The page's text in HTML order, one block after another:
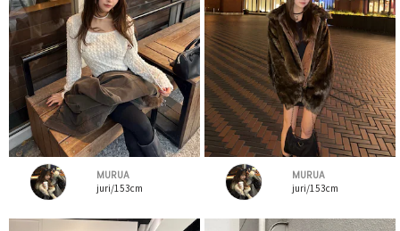
MURUA
juri/153cm
MURUA
juri/153cm